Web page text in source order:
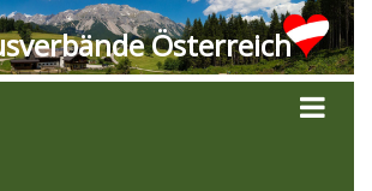
Österreich